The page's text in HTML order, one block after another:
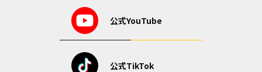
公式YouTube
公式TikTok